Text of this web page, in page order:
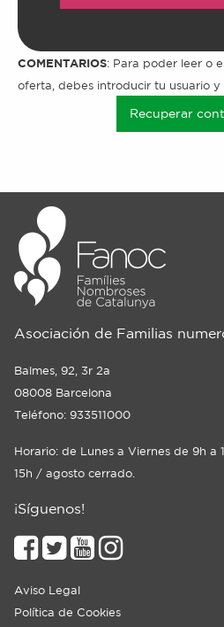
COMENTARIOS: Para poder leer o
oferta, debes introducir tu usuario
Recuperar
Asociación de Familias
Balmes, 92, 3r 2a
08008 Barcelona
Teléfono: 933511000
Horario: de Lunes a Viernes de 9h a
15h / agosto cerrado.
¡Síguenos!
Aviso Legal
Política de Cookies